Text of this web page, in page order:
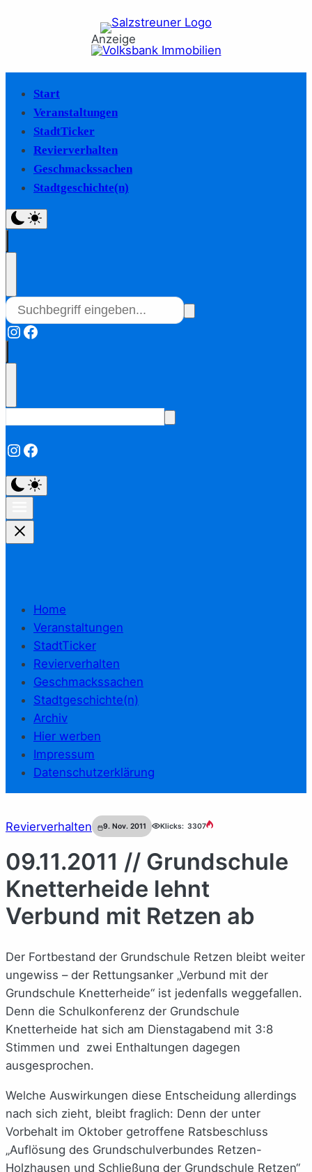
Anzeige
Start
Veranstaltungen
StadtTicker
Revierverhalten
Geschmackssachen
Stadtgeschichte(n)
Instagram
Facebook
Instagram
Facebook
Home
Veranstaltungen
StadtTicker
Revierverhalten
Geschmackssachen
Stadtgeschichte(n)
Archiv
Hier werben
Impressum
Datenschutzerklärung
Revierverhalten 9. Nov. 2011 Klicks: 3307
09.11.2011 // Grundschule
Knetterheide lehnt
Verbund mit Retzen ab
Der Fortbestand der Grundschule Retzen bleibt weiter
ungewiss – der Rettungsanker „Verbund mit der
Grundschule Knetterheide“ ist jedenfalls weggefallen.
Denn die Schulkonferenz der Grundschule
Knetterheide hat sich am Dienstagabend mit 3:8
Stimmen und zwei Enthaltungen dagegen
ausgesprochen.
Welche Auswirkungen diese Entscheidung allerdings
nach sich zieht, bleibt fraglich: Denn der unter
Vorbehalt im Oktober getroffene Ratsbeschluss
„Auflösung des Grundschulverbundes Retzen-
Holzhausen und Schließung der Grundschule Retzen“